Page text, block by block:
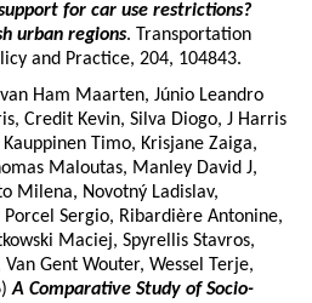
for car use restrictions?
urban regions. Transportation
and Practice, 204, 104843.
Ham Maarten, Júnio Leandro
Credit Kevin, Silva Diogo, J Harris
Timo, Krisjane Zaiga,
Maloutas, Manley David J,
Milena, Novotný Ladislav,
Sergio, Ribardière Antonine,
Maciej, Spyrellis Stavros,
Gent Wouter, Wessel Terje,
A Comparative Study of Socio-